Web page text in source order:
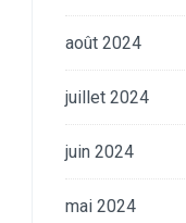
août 2024
juillet 2024
juin 2024
mai 2024